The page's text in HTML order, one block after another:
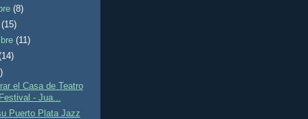
(8)
(15)
(11)
el Casa de Teatro
- Jua...
Puerto Plata Jazz